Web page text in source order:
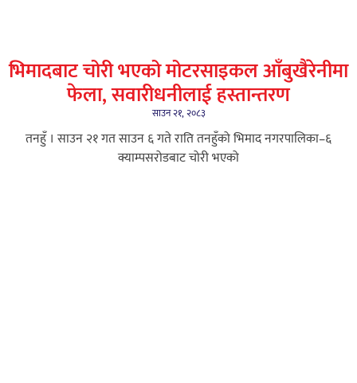
भिमादबाट चोरी भएको मोटरसाइकल आँबुखैरेनीमा
फेला, सवारीधनीलाई हस्तान्तरण
साउन २१, २०८३
तनहुँ । साउन २१ गत साउन ६ गते राति तनहुँको भिमाद नगरपालिका–६
क्याम्पसरोडबाट चोरी भएको